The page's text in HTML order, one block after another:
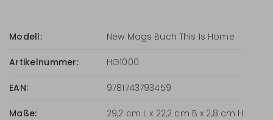
Modell: New Mags Buch This Is Home
Artikelnummer: HG1000
EAN: 9781743793459
Maße: 29,2 cm L x 22,2 cm B x 2,8 cm H